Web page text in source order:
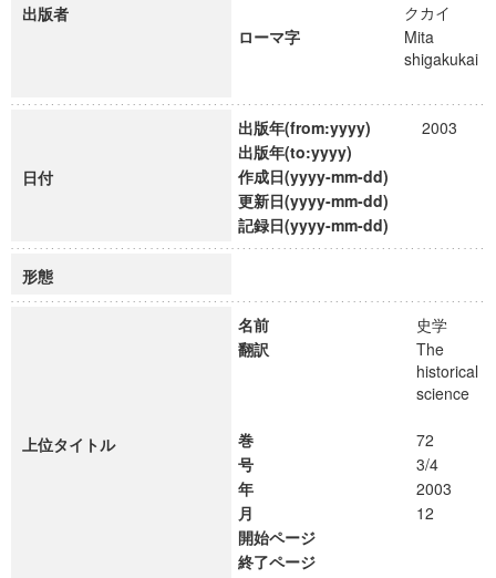
出版者
クカイ
ローマ字
Mita
shigakukai
日付
出版年(from:yyyy)
2003
出版年(to:yyyy)
作成日(yyyy-mm-dd)
更新日(yyyy-mm-dd)
記録日(yyyy-mm-dd)
形態
上位タイトル
名前
史学
翻訳
The
historical
science
巻
72
号
3/4
年
2003
月
12
開始ページ
終了ページ